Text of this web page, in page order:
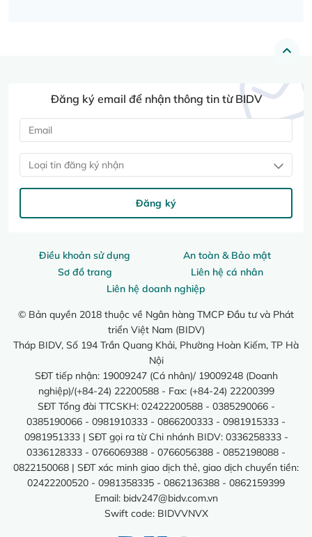
Điều khoản sử dụng
An toàn & Bảo mật
Sơ đồ trang
Liên hệ cá nhân
Liên hệ doanh nghiệp
© Bản quyền 2018 thuộc về Ngân hàng TMCP Đầu tư và Phát
triển Việt Nam (BIDV)
Tháp BIDV, Số 194 Trần Quang Khải, Phường Hoàn Kiếm, TP Hà
Nội
SĐT tiếp nhận: 19009247 (Cá nhân)/ 19009248 (Doanh
nghiệp)/(+84-24) 22200588 - Fax: (+84-24) 22200399
SĐT Tổng đài TTCSKH: 02422200588 - 0385290066 -
0385190066 - 0981910333 - 0866200333 - 0981915333 -
0981951333 | SĐT gọi ra từ Chi nhánh BIDV: 0336258333 -
0336128333 - 0766069388 - 0766056388 - 0852198088 -
0822150068 | SĐT xác minh giao dịch thẻ, giao dịch chuyển tiền:
02422200520 - 0981358335 - 0862136388 - 0862159399
Email: bidv247@bidv.com.vn
Swift code: BIDVVNVX
Đăng ký email để nhận thông tin từ BIDV
Loại tin đăng ký nhận
Đăng ký